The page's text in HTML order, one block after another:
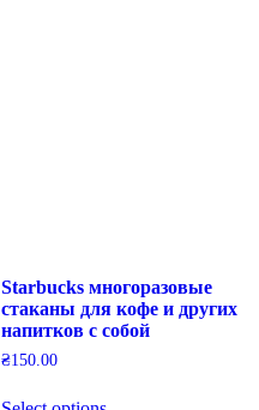
Starbucks многоразовые
стаканы для кофе и других
напитков с собой
₴150.00